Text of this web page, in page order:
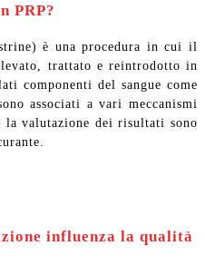
PRP?
è una procedura in cui il
trattato e reintrodotto in
componenti del sangue come
associati a vari meccanismi
la valutazione dei risultati sono
influenza la qualità